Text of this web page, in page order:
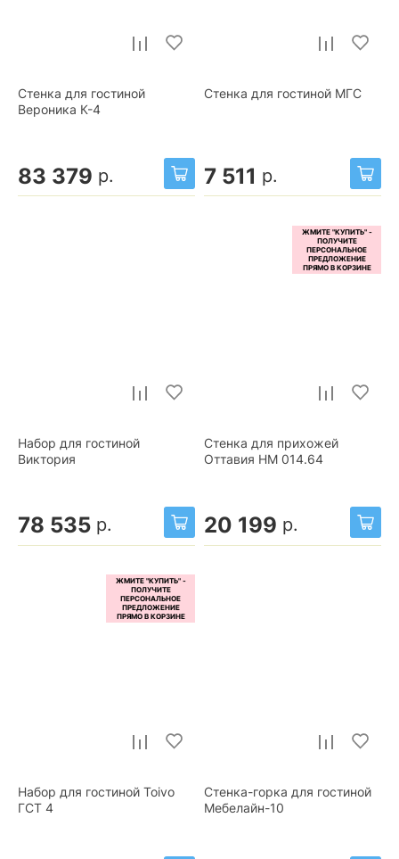
Стенка для гостиной
Вероника К-4
83 379 р.
Стенка для гостиной МГС
7 511 р.
Набор для гостиной
Виктория
78 535 р.
Стенка для прихожей
Оттавия НМ 014.64
20 199 р.
Набор для гостиной Toivo
ГСТ 4
Стенка-горка для гостиной
Мебелайн-10